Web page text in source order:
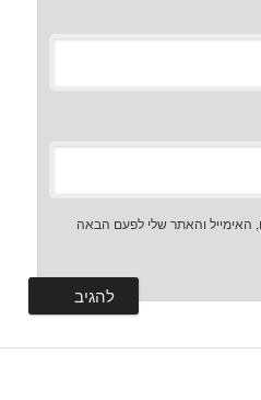
והאתר שלי לפעם הבאה